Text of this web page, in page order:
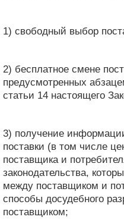
1) свободный выбор
2) бесплатное смене
предусмотренных
статьи 14 настоящего
3) получение
поставки (в том числе
поставщика и
законодательства,
между поставщиком и
способы досудебного
поставщиком;